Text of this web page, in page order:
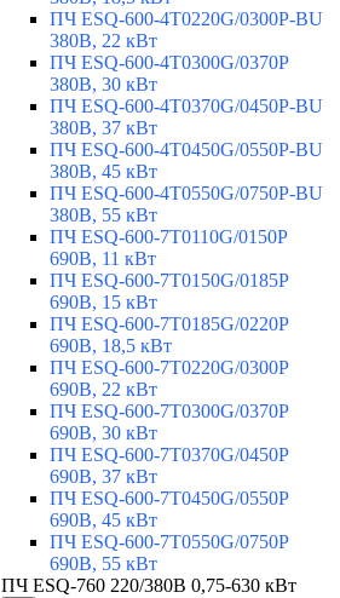
ПЧ ESQ-600-4T0220G/0300P-BU
380В, 22 кВт
ПЧ ESQ-600-4T0300G/0370P
380В, 30 кВт
ПЧ ESQ-600-4T0370G/0450P-BU
380В, 37 кВт
ПЧ ESQ-600-4T0450G/0550P-BU
380В, 45 кВт
ПЧ ESQ-600-4T0550G/0750P-BU
380В, 55 кВт
ПЧ ESQ-600-7T0110G/0150P
690В, 11 кВт
ПЧ ESQ-600-7T0150G/0185P
690В, 15 кВт
ПЧ ESQ-600-7T0185G/0220P
690В, 18,5 кВт
ПЧ ESQ-600-7T0220G/0300P
690В, 22 кВт
ПЧ ESQ-600-7T0300G/0370P
690В, 30 кВт
ПЧ ESQ-600-7T0370G/0450P
690В, 37 кВт
ПЧ ESQ-600-7T0450G/0550P
690В, 45 кВт
ПЧ ESQ-600-7T0550G/0750P
690В, 55 кВт
ПЧ ESQ-760 220/380В 0,75-630 кВт